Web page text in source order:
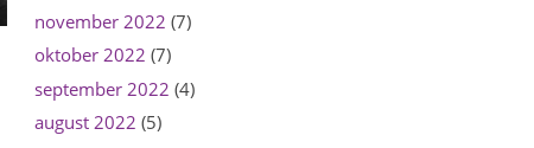
november 2022 (7)
oktober 2022 (7)
september 2022 (4)
august 2022 (5)